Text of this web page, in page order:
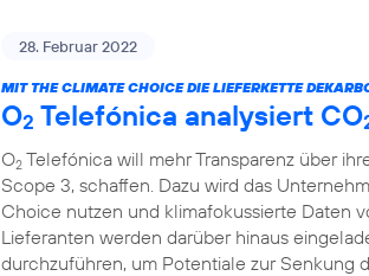
28. Februar 2022
MIT THE CLIMATE CHOICE DIE LIEFERKETTE
O2 Telefónica analysiert CO
O2 Telefónica will mehr Transparenz über
Scope 3, schaffen. Dazu wird das
Choice nutzen und klimafokussierte Daten
Lieferanten werden darüber hinaus
durchzuführen, um Potentiale zur Senkung